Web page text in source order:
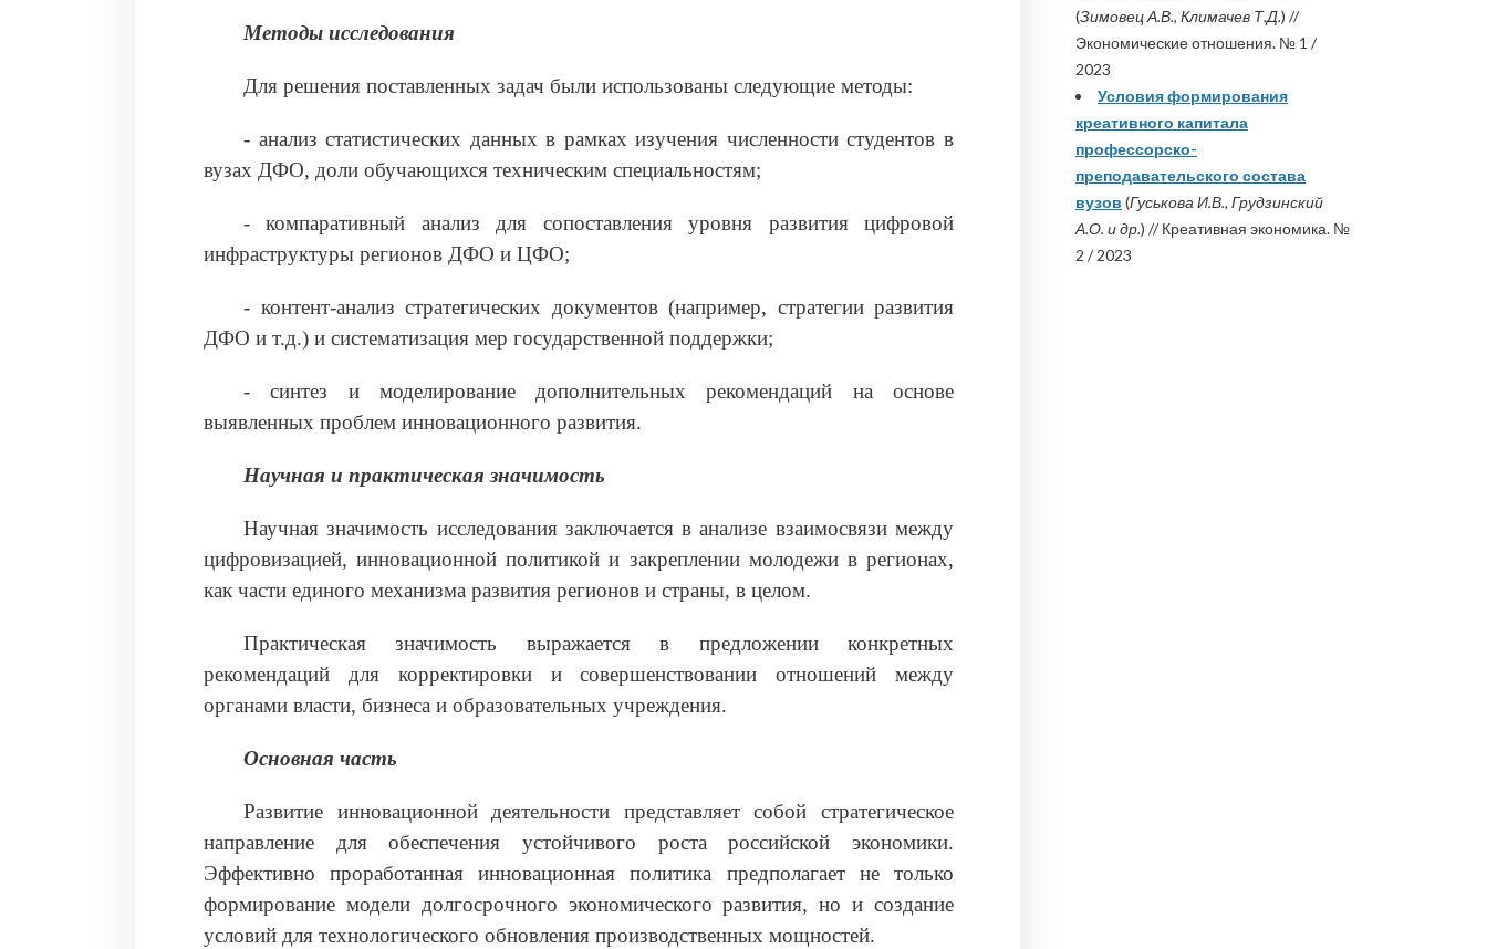
Методы исследования
Для решения поставленных задач были использованы следующие методы:
- анализ статистических данных в рамках изучения численности студентов в
вузах ДФО, доли обучающихся техническим специальностям;
- компаративный анализ для сопоставления уровня развития цифровой
инфраструктуры регионов ДФО и ЦФО;
- контент-анализ стратегических документов (например, стратегии развития
ДФО и т.д.) и систематизация мер государственной поддержки;
- синтез и моделирование дополнительных рекомендаций на основе
выявленных проблем инновационного развития.
Научная и практическая значимость
Научная значимость исследования заключается в анализе взаимосвязи между
цифровизацией, инновационной политикой и закреплении молодежи в регионах,
как части единого механизма развития регионов и страны, в целом.
Практическая значимость выражается в предложении конкретных
рекомендаций для корректировки и совершенствовании отношений между
органами власти, бизнеса и образовательных учреждения.
Основная часть
Развитие инновационной деятельности представляет собой стратегическое
направление для обеспечения устойчивого роста российской экономики.
Эффективно проработанная инновационная политика предполагает не только
формирование модели долгосрочного экономического развития, но и создание
условий для технологического обновления производственных мощностей.
(Зимовец А.В., Климачев Т.Д.) //
Экономические отношения. № 1 /
2023
Условия формирования
креативного капитала
профессорско-
преподавательского состава
вузов (Гуськова И.В., Грудзинский
А.О. и др.) // Креативная экономика. №
2 / 2023